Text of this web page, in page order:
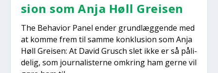
sion som Anja Høll Grei­sen
The Behavi­or Panel ender grund­læg­gen­de med
at kom­me frem til sam­me kon­klu­sion som Anja
Høll Grei­sen: At David Grusch slet ikke er så påli­
de­lig, som jour­na­li­ster­ne omkring ham ger­ne vil